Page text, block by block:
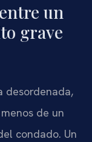
un
grave
desordenada,
de un
condado. Un